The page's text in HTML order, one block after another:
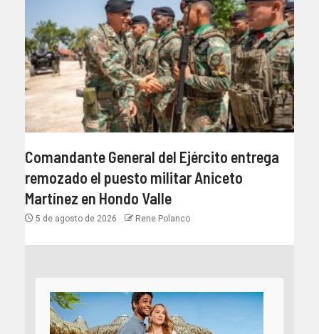
Comandante General del Ejército entrega
remozado el puesto militar Aniceto
Martínez en Hondo Valle
5 de agosto de 2026 Rene Polanco